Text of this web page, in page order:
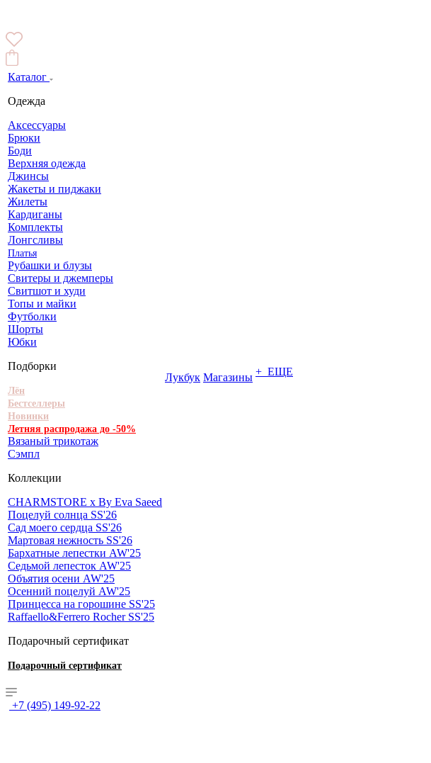
Каталог
Одежда
Аксессуары
Брюки
Боди
Верхняя одежда
Джинсы
Жакеты и пиджаки
Жилеты
Кардиганы
Комплекты
Лонгсливы
Платья
Рубашки и блузы
Свитеры и джемперы
Свитшот и худи
Топы и майки
Футболки
Шорты
Юбки
Подборки
Лён
Бестселлеры
Новинки
Летняя распродажа до -50%
Вязаный трикотаж
Сэмпл
Коллекции
CHARMSTORE х By Eva Saeed
Поцелуй солнца SS'26
Сад моего сердца SS'26
Мартовая нежность SS'26
Бархатные лепестки AW'25
Седьмой лепесток AW'25
Объятия осени AW'25
Осенний поцелуй AW'25
Принцесса на горошине SS'25
Raffaello&Ferrero Rocher SS'25
Подарочный сертификат
Подарочный сертификат
Лукбук Магазины + ЕЩЕ
+7 (495) 149-92-22